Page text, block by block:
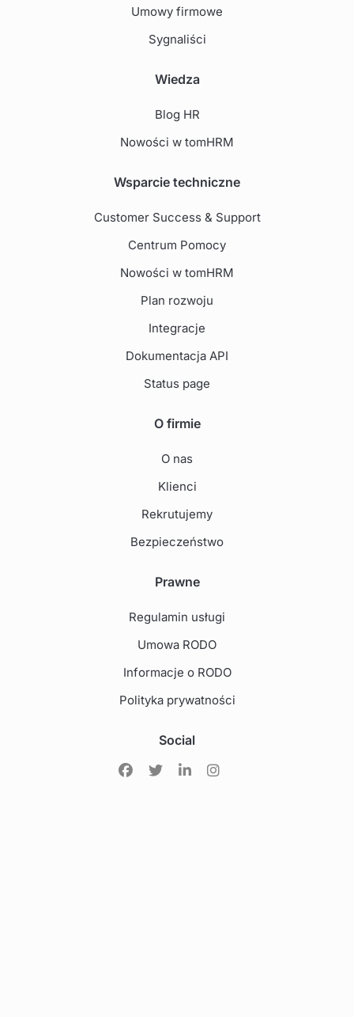
Umowy firmowe
Sygnaliści
Wiedza
Blog HR
Nowości w tomHRM
Wsparcie techniczne
Customer Success & Support
Centrum Pomocy
Nowości w tomHRM
Plan rozwoju
Integracje
Dokumentacja API
Status page
O firmie
O nas
Klienci
Rekrutujemy
Bezpieczeństwo
Prawne
Regulamin usługi
Umowa RODO
Informacje o RODO
Polityka prywatności
Social